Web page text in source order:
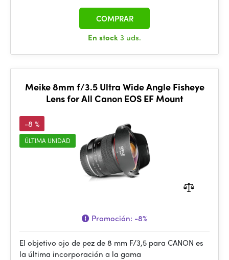
En stock3 uds.
COMPRAR
Meike 8mm f/3.5 Ultra Wide Angle Fisheye
Lens for All Canon EOS EF Mount
-8 %
ÚLTIMA UNIDAD
Promoción: -8%
El objetivo ojo de pez de 8 mm F/3,5 para CANON es
la última incorporación a la gama